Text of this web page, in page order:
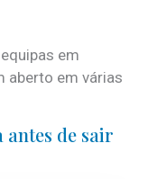
em
aberto em várias
antes de sair